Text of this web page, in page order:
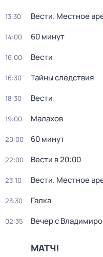
13:30 Вести. Местное
14:00 60 минут
16:00 Вести
16:30 Тайны следствия
18:30 Вести
19:00 Малахов
20:00 60 минут
22:00 Вести в 20:00
23:10 Вести. Местное
23:30 Галка
02:35 Вечер с
МАТЧ!